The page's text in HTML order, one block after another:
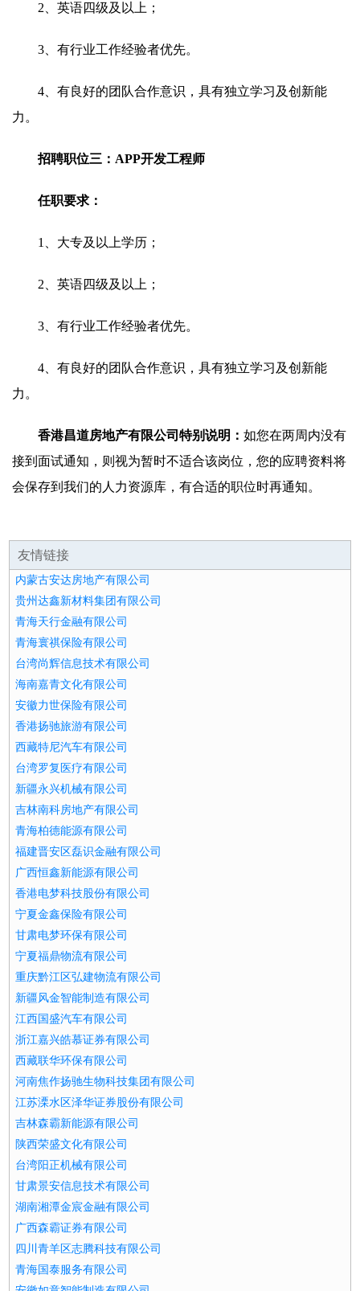
2、英语四级及以上；
3、有行业工作经验者优先。
4、有良好的团队合作意识，具有独立学习及创新能
力。
招聘职位三：APP开发工程师
任职要求：
1、大专及以上学历；
2、英语四级及以上；
3、有行业工作经验者优先。
4、有良好的团队合作意识，具有独立学习及创新能
力。
香港昌道房地产有限公司特别说明： 如您在两周内没有
接到面试通知，则视为暂时不适合该岗位，您的应聘资料将
会保存到我们的人力资源库，有合适的职位时再通知。
友情链接
内蒙古安达房地产有限公司
贵州达鑫新材料集团有限公司
青海天行金融有限公司
青海寰祺保险有限公司
台湾尚辉信息技术有限公司
海南嘉青文化有限公司
安徽力世保险有限公司
香港扬驰旅游有限公司
西藏特尼汽车有限公司
台湾罗复医疗有限公司
新疆永兴机械有限公司
吉林南科房地产有限公司
青海柏德能源有限公司
福建晋安区磊识金融有限公司
广西恒鑫新能源有限公司
香港电梦科技股份有限公司
宁夏金鑫保险有限公司
甘肃电梦环保有限公司
宁夏福鼎物流有限公司
重庆黔江区弘建物流有限公司
新疆风金智能制造有限公司
江西国盛汽车有限公司
浙江嘉兴皓慕证券有限公司
西藏联华环保有限公司
河南焦作扬驰生物科技集团有限公司
江苏溧水区泽华证券股份有限公司
吉林森霸新能源有限公司
陕西荣盛文化有限公司
台湾阳正机械有限公司
甘肃景安信息技术有限公司
湖南湘潭金宸金融有限公司
广西森霸证券有限公司
四川青羊区志腾科技有限公司
青海国泰服务有限公司